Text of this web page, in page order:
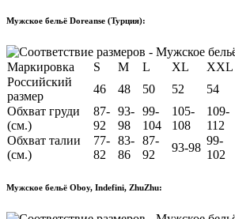
Мужское бельё Doreanse (Турция):
Маркировка S M L XL XXL
Российский
размер
46 48 50 52 54
Обхват груди
(см.)
87-
92
93-
98
99-
104
105-
108
109-
112
Обхват талии
(см.)
77-
82
83-
86
87-
92
93-98
99-
102
Мужское бельё Oboy, Indefini, ZhuZhu: